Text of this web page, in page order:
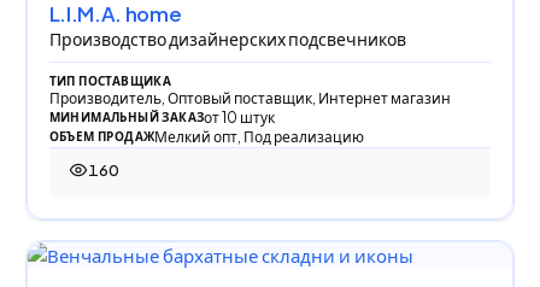
L.I.M.A. home
Производство дизайнерских подсвечников
ТИП ПОСТАВЩИКА
Производитель, Оптовый поставщик, Интернет магазин
МИНИМАЛЬНЫЙ ЗАКАЗот 10 штук
ОБЪЕМ ПРОДАЖМелкий опт, Под реализацию
160
160 просмотров